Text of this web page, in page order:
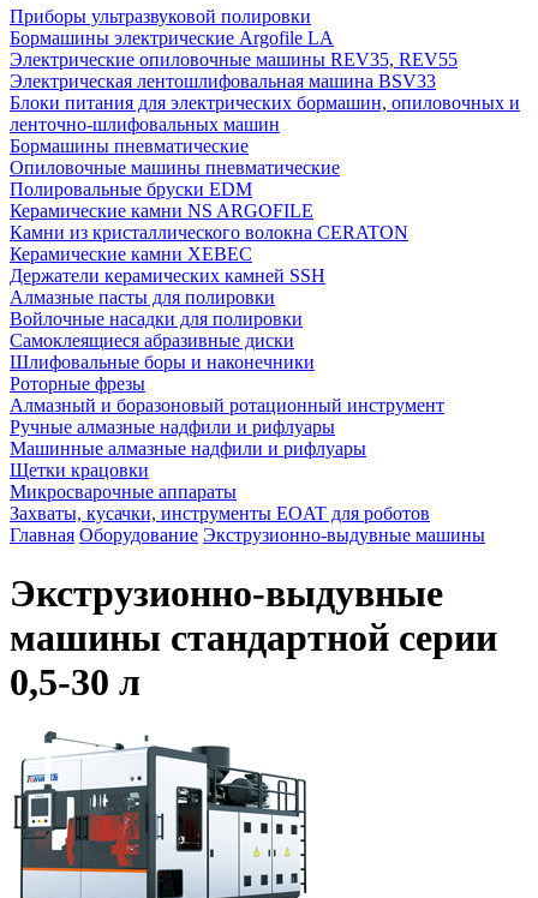
Приборы ультразвуковой полировки
Бормашины электрические Argofile LA
Электрические опиловочные машины REV35, REV55
Электрическая лентошлифовальная машина BSV33
Блоки питания для электрических бормашин, опиловочных и
ленточно-шлифовальных машин
Бормашины пневматические
Опиловочные машины пневматические
Полировальные бруски EDM
Керамические камни NS ARGOFILE
Камни из кристаллического волокна CERATON
Керамические камни XEBEC
Держатели керамических камней SSH
Алмазные пасты для полировки
Войлочные насадки для полировки
Самоклеящиеся абразивные диски
Шлифовальные боры и наконечники
Роторные фрезы
Алмазный и боразоновый ротационный инструмент
Ручные алмазные надфили и рифлуары
Машинные алмазные надфили и рифлуары
Щетки крацовки
Микросварочные аппараты
Захваты, кусачки, инструменты EOAT для роботов
Главная Оборудование Экструзионно-выдувные машины
Экструзионно-выдувные
машины стандартной серии
0,5-30 л